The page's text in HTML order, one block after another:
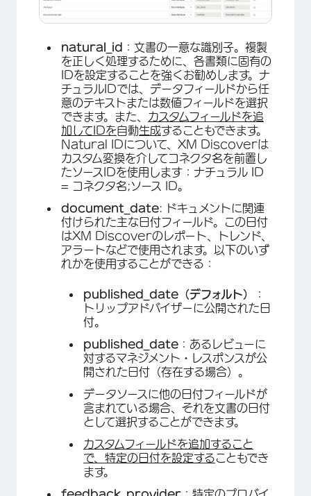
×
×
natural_id
：文書の一意な識別子。複製
を正しく処理するために、各書類に固有の
IDを設定することを強くお勧めします。ナ
チュラルIDでは、データフィールドから任
意のテキストまたは数値フィールドを選択
できます。また、 カスタムフィールドを追
加してIDを自動生成することもできます。
Natural IDについて、XM Discoverは
カスタム変換を介してコネクタ名を前置し
たソースIDを使用します：ナチュラル ID
= コネクタ名;ソース ID。
document_date: ドキュメントに関連
付けられた主な日付フィールド。この日付
はXM Discoverのレポート、トレンド、
アラートなどで使用されます。以下のいず
れかを使用することができる：
published_date（デフォルト）
：
トリップアドバイザーに公開された日
付。
published_date ：あるレビューに
対するマネジメント・レスポンスが公
開された日付（存在する場合）。
データソースに他の日付フィールドが
含まれている場合、それを文書の日付
として選択することができます。
カスタムフィールドを追加すること
で、特定の日付を設定することもでき
ます。